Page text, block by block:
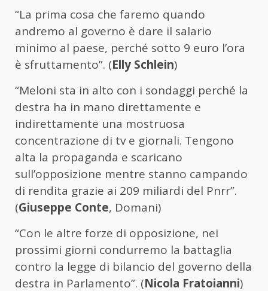
“La prima cosa che faremo quando
andremo al governo è dare il salario
minimo al paese, perché sotto 9 euro l’ora
è sfruttamento”. (Elly Schlein)
“Meloni sta in alto con i sondaggi perché la
destra ha in mano direttamente e
indirettamente una mostruosa
concentrazione di tv e giornali. Tengono
alta la propaganda e scaricano
sull’opposizione mentre stanno campando
di rendita grazie ai 209 miliardi del Pnrr”.
(Giuseppe Conte, Domani)
“Con le altre forze di opposizione, nei
prossimi giorni condurremo la battaglia
contro la legge di bilancio del governo della
destra in Parlamento”. (Nicola Fratoianni)